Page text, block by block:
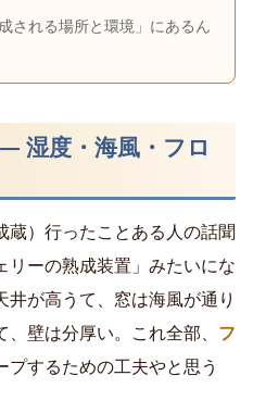
される場所と環境」にあるん
湿度・海風・フロ
蔵）行ったことある人の話聞
リーの熟成装置」みたいにな
井が高うて、窓は海風が通り
壁は分厚い。これ全部、 フ
プするための工夫やと思う